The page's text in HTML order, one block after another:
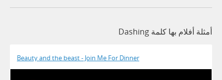
أمثلة أفلام بها كلمة Dashing
Beauty and the beast - Join Me For Dinner